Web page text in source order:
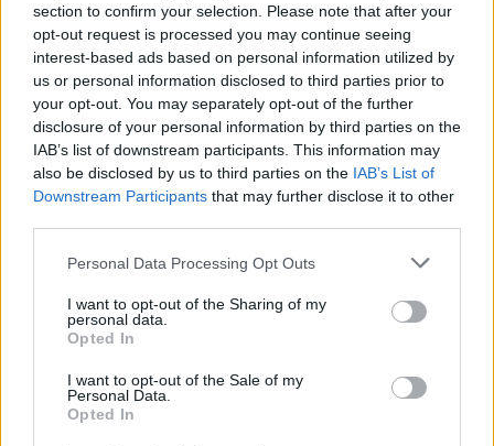
section to confirm your selection. Please note that after your
opt-out request is processed you may continue seeing
interest-based ads based on personal information utilized by
us or personal information disclosed to third parties prior to
your opt-out. You may separately opt-out of the further
disclosure of your personal information by third parties on the
IAB’s list of downstream participants. This information may
also be disclosed by us to third parties on the IAB’s List of
Downstream Participants that may further disclose it to other
Please note that this website/app uses one or more Google
not limited to your visit or usage behaviour. You may click to
grant or deny consent to Google and its third-party tags to
use your data for below specified purposes in below Google
consent section.
Personal Data Processing Opt Outs
I want to opt-out of the Sharing of my
personal data.
Opted In
I want to opt-out of the Sale of my
Personal Data.
Opted In
Kövess minket, és értesülj a friss hírekről a
Facebookon is!
Követem
TÁMADÁS #OROSZ ZELENSZKIJ